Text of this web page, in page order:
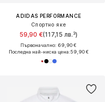
ADIDAS PERFORMANCE
Спортно яке
59,90 €(117,15 лв.³)
Първоначално: 69,90 €
Последна най-ниска цена:59,90 €